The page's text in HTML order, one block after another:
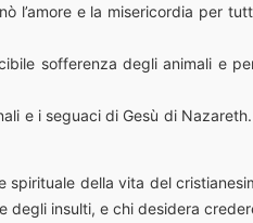
l’amore e la misericordia per
sofferenza degli animali e
e i seguaci di Gesù di
della vita del
insulti, e chi desidera